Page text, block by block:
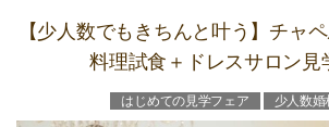
【少人数でもきちんと叶う】チャ
料理試食＋ドレスサロン見
はじめての見学フェア 少人数婚